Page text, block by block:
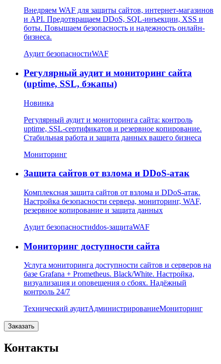
Внедряем WAF для защиты сайтов, интернет-магазинов
и API. Предотвращаем DDoS, SQL-инъекции, XSS и
боты. Повышаем безопасность и надежность онлайн-
бизнеса.
Аудит безопасностиWAF
Регулярный аудит и мониторинг сайта
(uptime, SSL, бэкапы)
Новинка
Регулярный аудит и мониторинга сайта: контроль
uptime, SSL-сертификатов и резервное копирование.
Стабильная работа и защита данных вашего бизнеса
Мониторинг
Защита сайтов от взлома и DDoS-атак
Комплексная защита сайтов от взлома и DDoS-атак.
Настройка безопасности сервера, мониторинг, WAF,
резервное копирование и защита данных
Аудит безопасностиddos-защитаWAF
Мониторинг доступности сайта
Услуга мониторинга доступности сайтов и серверов на
базе Grafana + Prometheus. Black/White. Настройка,
визуализация и оповещения о сбоях. Надёжный
контроль 24/7
Технический аудитАдминистрированиеМониторинг
Заказать
Контакты